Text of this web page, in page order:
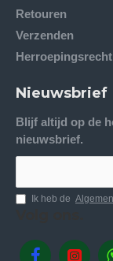
Retouren
Verzenden
Herroepingsrecht
Nieuwsbrief
Blijf altijd op de
nieuwsbrief.
Ik heb de